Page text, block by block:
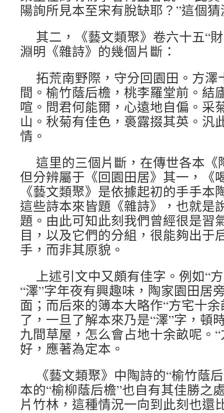
陽詢所見本至宋有脫缺耶？”這個
其二，《藝文類聚》卷六十五“
淵明《雜詩》的幾個片斷：
拓荒南野際，守分回園田。方澤
間。榆竹蔭后檐，桃李羅堂前。結
喧。問君何能爾，心遠地自偏。采
山。秋菊有佳色，裛露掇其英。汎
情。
這里的三個片斷，在傳世各本
但分辨屬于《回園田居》其一，《
《藝文類聚》是依據起初的手手本
這些詩本來皆題《雜詩》，也就是
題。由此可知此刻我們曾經很是習
目，以及它們的分組，很能夠出于
手，而非其原貌。
上述引文中又頗有佳字。例如“
“澤”字年夜有興趣味，陶家園田居
面；而后來的簿本大略作“方宅十
了，一旦了解本來乃是“澤”字，頓
九間草屋，怎么會占地十余畝呢。
好，應著為定本。
《藝文類聚》中陶詩的“榆竹蔭
本的“榆柳蔭后檐”也自有其佳勝之
片竹林，這種情況一向到此刻也還